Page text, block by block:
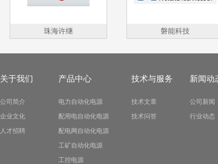
珠海许继 磐能科技
关于我们
公司简介
企业文化
人才招聘
产品中心
电力自动化电源
配用电自动化电源
配电网自动化电源
工矿自动化电源
工控电源
技术与服务
技术文章
技术问答
新闻动
公司新闻
行业动态